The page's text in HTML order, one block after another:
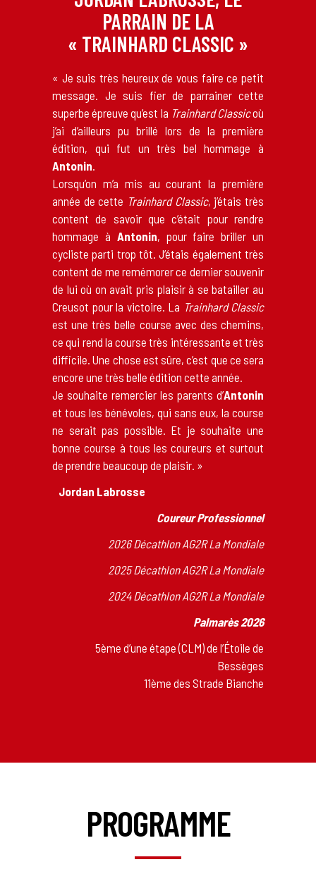
PARRAIN DE LA
« TRAINHARD CLASSIC »
« Je suis très heureux de vous faire ce petit
message. Je suis fier de parrainer cette
superbe épreuve qu’est la Trainhard Classicoù
j’ai d’ailleurs pu brillé lors de la première
édition, qui fut un très bel hommage à
Antonin.
Lorsqu’on m’a mis au courant la première
année de cette Trainhard Classic, j’étais très
content de savoir que c’était pour rendre
hommage à Antonin, pour faire briller un
cycliste parti trop tôt. J’étais également très
content de me remémorer ce dernier souvenir
de lui où on avait pris plaisir à se batailler au
Creusot pour la victoire. La Trainhard Classic
est une très belle course avec des chemins,
ce qui rend la course très intéressante et très
difficile. Une chose est sûre, c’est que ce sera
encore une très belle édition cette année.
Je souhaite remercier les parents d’Antonin
et tous les bénévoles, qui sans eux, la course
ne serait pas possible. Et je souhaite une
bonne course à tous les coureurs et surtout
de prendre beaucoup de plaisir. »
Jordan Labrosse
Coureur Professionnel
2026 Décathlon AG2R La Mondiale
2025 Décathlon AG2R La Mondiale
2024 Décathlon AG2R La Mondiale
Palmarès 2026
5ème d’une étape (CLM) de l’Étoile de
Bessèges
11ème des Strade Bianche
PROGRAMME